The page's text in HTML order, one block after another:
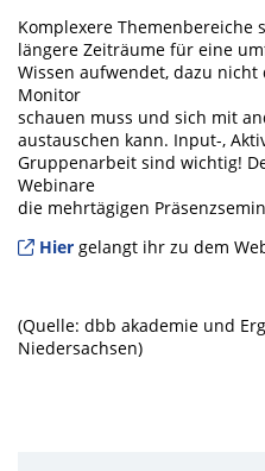
Komplexere Themenbereiche
längere Zeiträume für eine
Wissen aufwendet, dazu
Monitor
schauen muss und sich mit
austauschen kann. Input-,
Gruppenarbeit sind wichtig!
Webinare
die mehrtägigen
Hier gelangt ihr zu dem
(Quelle: dbb akademie und
Niedersachsen)